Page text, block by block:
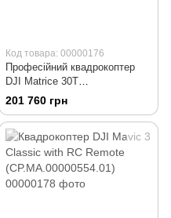
Код товара: 00000176
Професійний квадрокоптер
DJI Matrice 30T
(CP.EN.00000368.01;
CP.EN.00000368.02)
201 760 грн